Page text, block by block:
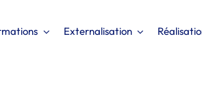
Externalisation